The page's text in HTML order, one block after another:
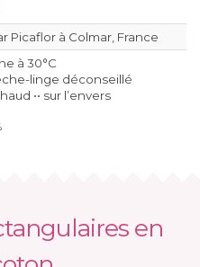
Picaflor à Colmar, France
à 30°C
linge déconseillé
•• sur l’envers
en